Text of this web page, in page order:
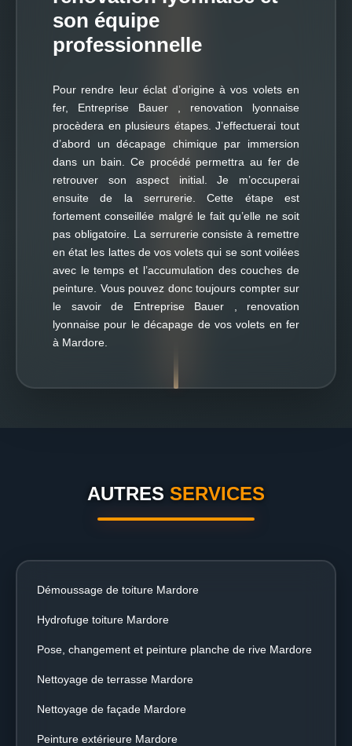
son équipe
professionnelle
Pour rendre leur éclat d’origine à vos volets en
fer, Entreprise Bauer , renovation lyonnaise
procèdera en plusieurs étapes. J’effectuerai tout
d’abord un décapage chimique par immersion
dans un bain. Ce procédé permettra au fer de
retrouver son aspect initial. Je m’occuperai
ensuite de la serrurerie. Cette étape est
fortement conseillée malgré le fait qu’elle ne soit
pas obligatoire. La serrurerie consiste à remettre
en état les lattes de vos volets qui se sont voilées
avec le temps et l’accumulation des couches de
peinture. Vous pouvez donc toujours compter sur
le savoir de Entreprise Bauer , renovation
lyonnaise pour le décapage de vos volets en fer
à Mardore.
AUTRES SERVICES
Démoussage de toiture Mardore
Hydrofuge toiture Mardore
Pose, changement et peinture planche de rive Mardore
Nettoyage de terrasse Mardore
Nettoyage de façade Mardore
Peinture extérieure Mardore